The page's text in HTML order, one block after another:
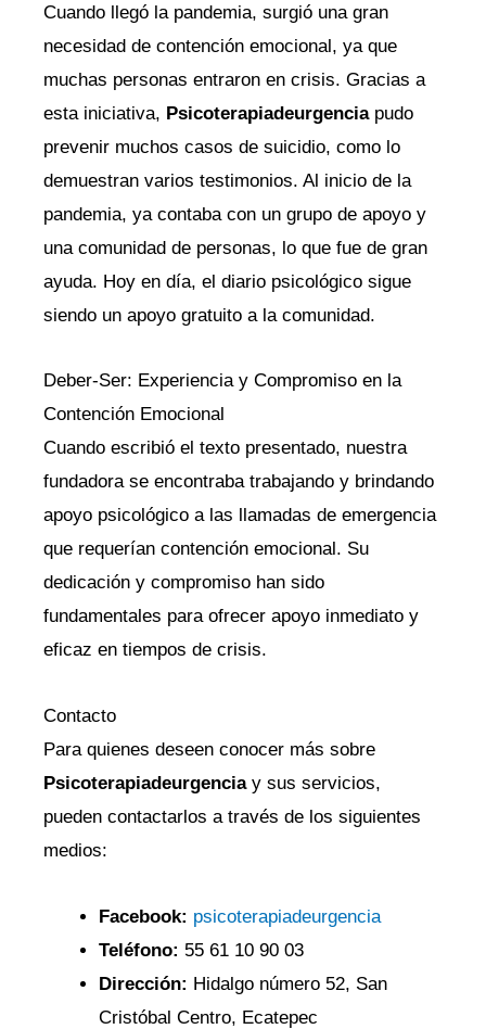
Cuando llegó la pandemia, surgió una gran
necesidad de contención emocional, ya que
muchas personas entraron en crisis. Gracias a
esta iniciativa, Psicoterapiadeurgenciapudo
prevenir muchos casos de suicidio, como lo
demuestran varios testimonios. Al inicio de la
pandemia, ya contaba con un grupo de apoyo y
una comunidad de personas, lo que fue de gran
ayuda. Hoy en día, el diario psicológico sigue
siendo un apoyo gratuito a la comunidad.
Deber-Ser: Experiencia y Compromiso en la
Contención Emocional
Cuando escribió el texto presentado, nuestra
fundadora se encontraba trabajando y brindando
apoyo psicológico a las llamadas de emergencia
que requerían contención emocional. Su
dedicación y compromiso han sido
fundamentales para ofrecer apoyo inmediato y
eficaz en tiempos de crisis.
Contacto
Para quienes deseen conocer más sobre
Psicoterapiadeurgenciay sus servicios,
pueden contactarlos a través de los siguientes
medios:
Facebook: psicoterapiadeurgencia
Teléfono: 55 61 10 90 03
Dirección: Hidalgo número 52, San
Cristóbal Centro, Ecatepec